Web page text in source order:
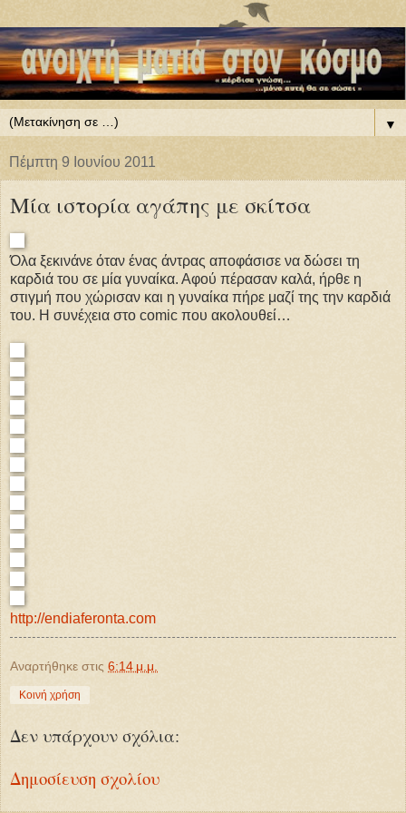
▼
Πέμπτη 9 Ιουνίου 2011
Μία ιστορία αγάπης με σκίτσα
Όλα ξεκινάνε όταν ένας άντρας αποφάσισε να δώσει τη
καρδιά του σε μία γυναίκα. Αφού πέρασαν καλά, ήρθε η
στιγμή που χώρισαν και η γυναίκα πήρε μαζί της την καρδιά
του. Η συνέχεια στο comic που ακολουθεί…
http://endiaferonta.com
Αναρτήθηκε στις 6:14 μ.μ.
Κοινή χρήση
Δεν υπάρχουν σχόλια:
Δημοσίευση σχολίου